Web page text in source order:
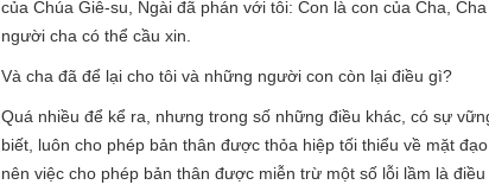
của Chúa Giê-su, Ngài đã phán với tôi: Con là con của Cha,
người cha có thể cầu xin.
Và cha đã để lại cho tôi và những người con còn lại điều gì?
Quá nhiều để kể ra, nhưng trong số những điều khác, có sự
biết, luôn cho phép bản thân được thỏa hiệp tối thiểu về mặt
nên việc cho phép bản thân được miễn trừ một số lỗi lầm là